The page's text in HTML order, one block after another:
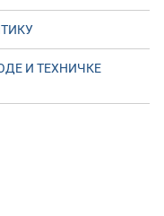
И ТЕХНИЧКЕ